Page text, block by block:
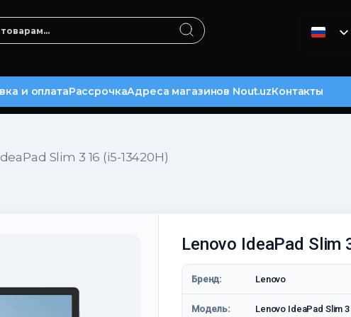
и оплатаРассрочкаАдреса магазинов Nout.uzКонтакты
Slim 3 16 (i5-13420H)
Lenovo IdeaPad Slim
Бренд: Lenovo
Модель: Lenovo IdeaPad Slim 3